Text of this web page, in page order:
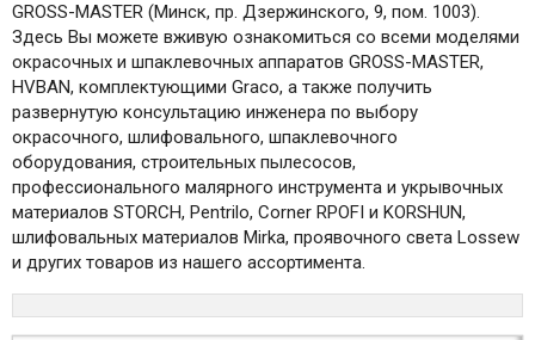
GROSS-MASTER (Минск, пр. Дзержинского, 9, пом. 1003).
Здесь Вы можете вживую ознакомиться со всеми моделями
окрасочных и шпаклевочных аппаратов GROSS-MASTER,
HVBAN, комплектующими Graco, а также получить
развернутую консультацию инженера по выбору
окрасочного, шлифовального, шпаклевочного
оборудования, строительных пылесосов,
профессионального малярного инструмента и укрывочных
материалов STORCH, Pentrilo, Corner RPOFI и KORSHUN,
шлифовальных материалов Mirka, проявочного света Lossew
и других товаров из нашего ассортимента.